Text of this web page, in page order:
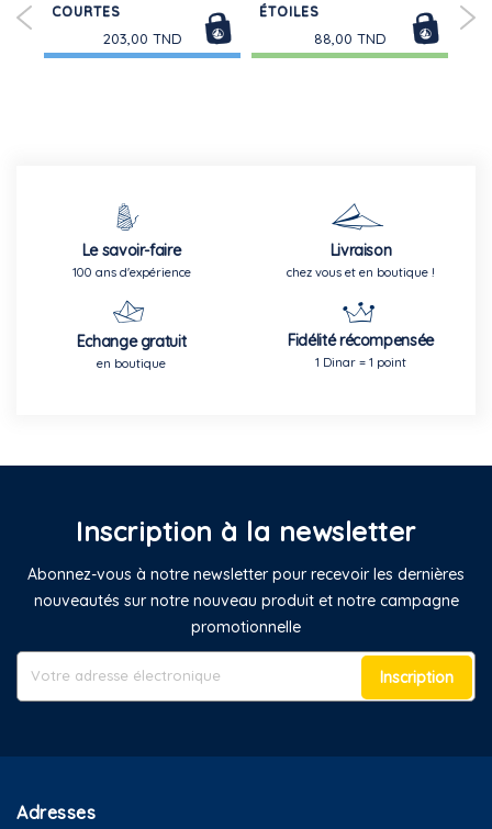
COURTES
203,00 TND
ÉTOILES
88,00 TND
Le savoir-faire
100 ans d'expérience
Livraison
chez vous et en boutique !
Echange gratuit
en boutique
Fidélité récompensée
1 Dinar = 1 point
Inscription à la newsletter
Abonnez-vous à notre newsletter pour recevoir les dernières
nouveautés sur notre nouveau produit et notre campagne
promotionnelle
Inscription
Adresses